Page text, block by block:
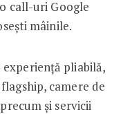
call-uri Google
mâinile.
experiență pliabilă,
camere de
și servicii